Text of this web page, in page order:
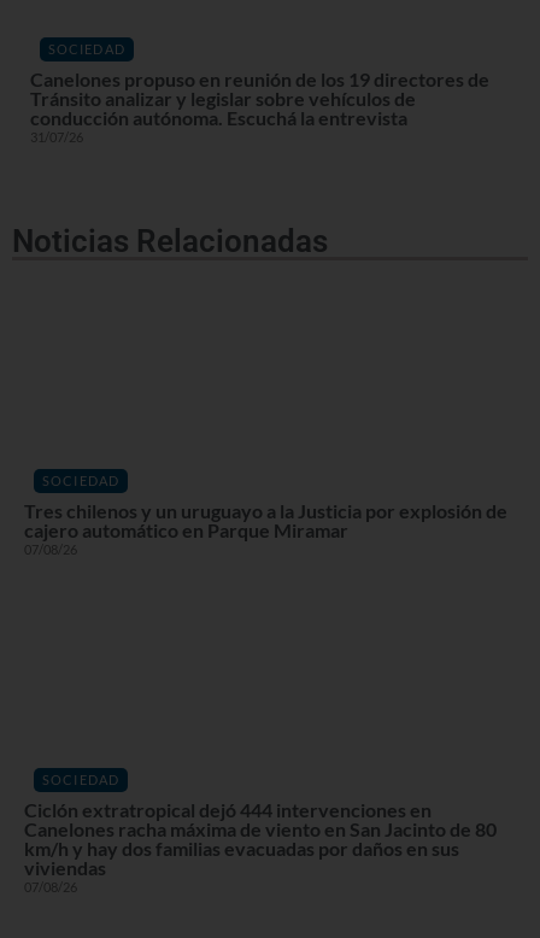
SOCIEDAD
Canelones propuso en reunión de los 19 directores de
Tránsito analizar y legislar sobre vehículos de
conducción autónoma. Escuchá la entrevista
31/07/26
Noticias Relacionadas
SOCIEDAD
Tres chilenos y un uruguayo a la Justicia por explosión de
cajero automático en Parque Miramar
07/08/26
SOCIEDAD
Ciclón extratropical dejó 444 intervenciones en
Canelones racha máxima de viento en San Jacinto de 80
km/h y hay dos familias evacuadas por daños en sus
viviendas
07/08/26